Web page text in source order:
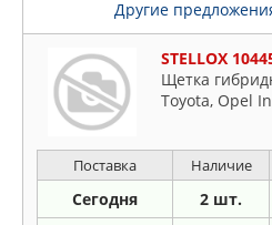
Другие
STELLOX
Щетка
Toyota, Opel
Поставка Наличие
Сегодня 2 шт.